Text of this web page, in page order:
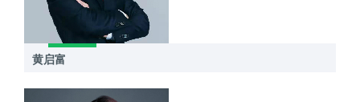
黄启富